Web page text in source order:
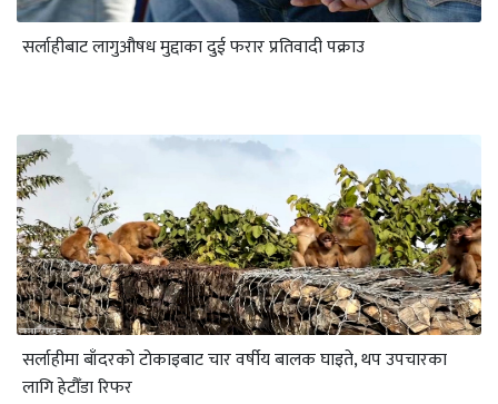
सर्लाहीबाट लागुऔषध मुद्दाका दुई फरार प्रतिवादी पक्राउ
सर्लाहीमा बाँदरको टोकाइबाट चार वर्षीय बालक घाइते, थप उपचारका
लागि हेटौँडा रिफर